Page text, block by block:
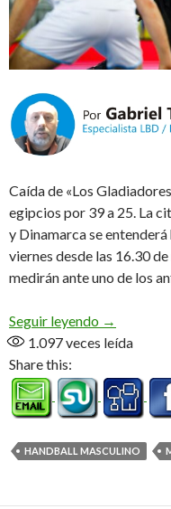
Caída de «Los
egipcios por 39 a 25. La
y Dinamarca se
viernes desde las 16.30
medirán ante uno de los
Seguir leyendo Egipto no
→
1.097veces leída
Share this:
HANDBALL MASCULINO